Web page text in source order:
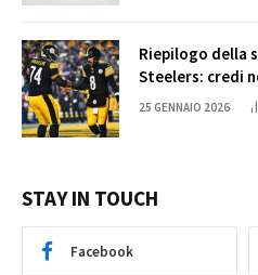
Riepilogo della
Steelers: credi
25 GENNAIO 2026
STAY IN TOUCH
Facebook